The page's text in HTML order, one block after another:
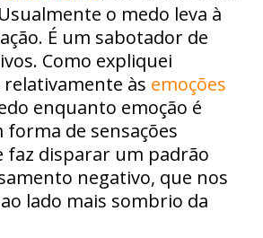
o medo leva à
É um sabotador de
Como expliquei
às emoções
enquanto emoção é
de sensações
faz disparar um padrão
negativo, que nos
lado mais sombrio da